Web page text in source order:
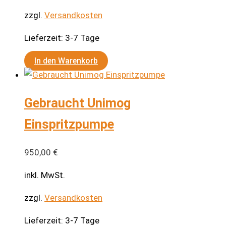
zzgl. Versandkosten
Lieferzeit: 3-7 Tage
In den Warenkorb
Gebraucht Unimog
Einspritzpumpe
950,00 €
inkl. MwSt.
zzgl. Versandkosten
Lieferzeit: 3-7 Tage